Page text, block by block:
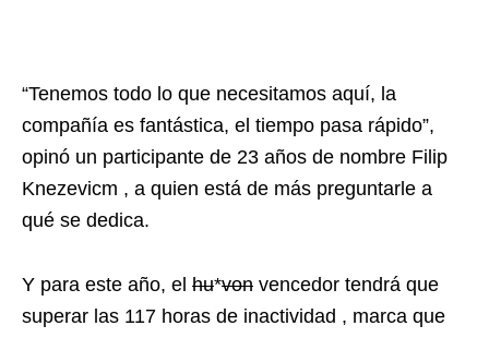
“Tenemos todo lo que necesitamos aquí, la
compañía es fantástica, el tiempo pasa rápido”,
opinó un participante de 23 años de nombre Filip
Knezevicm , a quien está de más preguntarle a
qué se dedica.
Y para este año, el hu*von vencedor tendrá que
superar las 117 horas de inactividad , marca que